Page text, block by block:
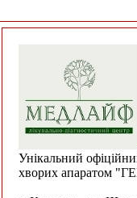
Унікальний
хворих апаратом